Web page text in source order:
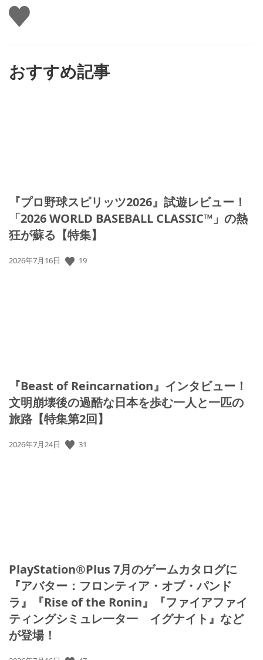
い
い
おすすめ記事
『プロ野球スピリッツ2026』試遊レビュー！
「2026 WORLD BASEBALL CLASSIC™」の熱
狂が蘇る【特集】
公
2026年7月16日 19
『Beast of Reincarnation』インタビュー！
文明崩壊後の過酷な日本を歩む一人と一匹の
旅路【特集第2回】
公
2026年7月24日 31
PlayStation®Plus 7月のゲームカタログに
『アバター：フロンティア・オブ・パンド
ラ』『Rise of the Ronin』『ファイアファイ
ティングシミュレ一タ一 イグナイト』など
が登場！